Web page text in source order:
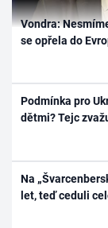
Vondra:
se opřela do
Podmínka pro
dětmi? Tejc
Na
let, teď ceduli